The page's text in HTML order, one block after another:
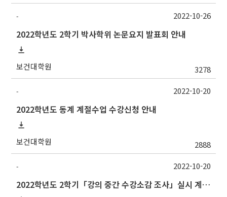
-
2022학년도 2학기 박사학위 논문요지 발표회 안내
보건대학원 3278
2022-10-26
-
2022학년도 동계 계절수업 수강신청 안내
보건대학원 2888
2022-10-20
-
2022학년도 2학기「강의 중간 수강소감 조사」실시 계획 알림
2022-10-20